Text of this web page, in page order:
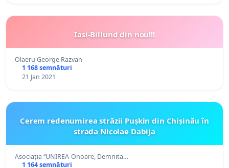
Iasi-Billund din nou!!!
Olaeru George Razvan
1 168 semnături
21 Jan 2021
Cerem redenumirea străzii Pușkin din Chișinău în
strada Nicolae Dabija
Asociația “UNIREA-Onoare, Demnita…
1 164 semnături